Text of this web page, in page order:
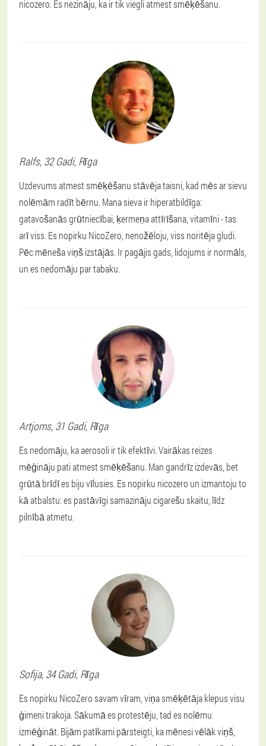
nicozero. Es nezināju, ka ir tik viegli atmest smēķēšanu.
Ralfs, 32 Gadi, Rīga
Uzdevums atmest smēķēšanu stāvēja taisni, kad mēs ar sievu
nolēmām radīt bērnu. Mana sieva ir hiperatbildīga:
gatavošanās grūtniecībai, ķermeņa attīrīšana, vitamīni - tas
arī viss. Es nopirku NicoZero, nenožēloju, viss noritēja gludi.
Pēc mēneša viņš izstājās. Ir pagājis gads, lidojums ir normāls,
un es nedomāju par tabaku.
Artjoms, 31 Gadi, Rīga
Es nedomāju, ka aerosoli ir tik efektīvi. Vairākas reizes
mēģināju pati atmest smēķēšanu. Man gandrīz izdevās, bet
grūtā brīdī es biju vīlusies. Es nopirku nicozero un izmantoju to
kā atbalstu: es pastāvīgi samazināju cigarešu skaitu, līdz
pilnībā atmetu.
Sofija, 34 Gadi, Rīga
Es nopirku NicoZero savam vīram, viņa smēķētāja klepus visu
ģimeni trakoja. Sākumā es protestēju, tad es nolēmu
izmēģināt. Bijām patīkami pārsteigti, ka mēnesi vēlāk viņš,